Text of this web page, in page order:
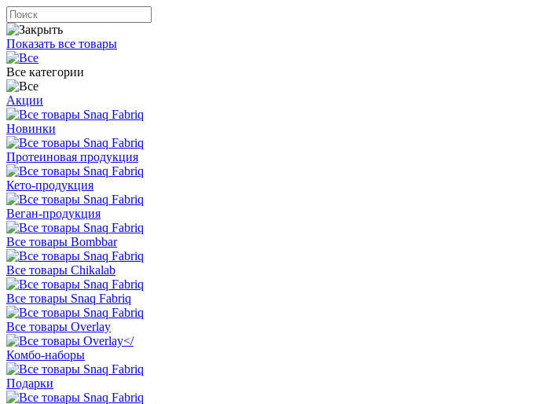
Показать все товары
Все категории
Акции
Новинки
Протеиновая продукция
Кето-продукция
Веган-продукция
Все товары Bombbar
Все товары Chikalab
Все товары Snaq Fabriq
Все товары Overlay
Комбо-наборы
Подарки